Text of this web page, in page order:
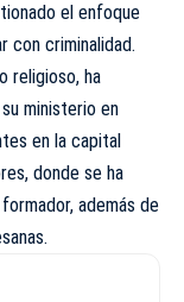
el enfoque
con criminalidad.
religioso, ha
ministerio en
en la capital
donde se ha
además de